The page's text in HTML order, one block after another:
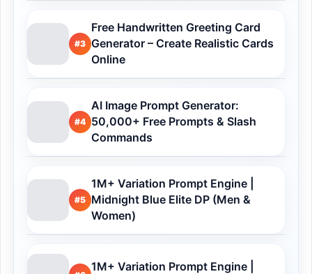
#3
Free Handwritten Greeting Card
Generator – Create Realistic Cards
Online
#4
AI Image Prompt Generator:
50,000+ Free Prompts & Slash
Commands
#5
1M+ Variation Prompt Engine |
Midnight Blue Elite DP (Men &
Women)
1M+ Variation Prompt Engine |